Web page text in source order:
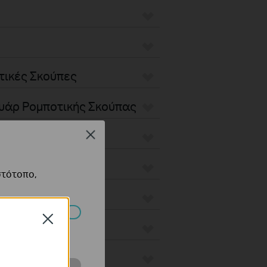
Σκούπες
Ρομποτικής Σκούπας
Close
να
Close